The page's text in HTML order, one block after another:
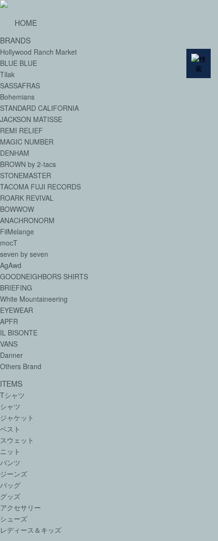
HOME
BRANDS
Hollywood Ranch Market
BLUE BLUE
Tilak
SASSAFRAS
Bohemians
STANDARD CALIFORNIA
JACKSON MATISSE
REMI RELIEF
MAGIC NUMBER
DENHAM
BROWN by 2-tacs
STONEMASTER
TACOMA FUJI RECORDS
ROARK REVIVAL
BOWWOW
ANACHRONORM
FilMelange
mocT
seven by seven
AgAwd
GOODNEIGHBORS SHIRTS
BRIEFING
White Mountaineering
EYEWEAR
APFR
IL BISONTE
VANS
Danner
Others Brand
ITEMS
Tシャツ
シャツ
ジャケット
ベスト
スウェット
ニット
パンツ
ジーンズ
バッグ
グッズ
アクセサリー
シューズ
レディース＆キッズ